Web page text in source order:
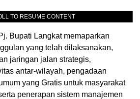
TO RESUME CONTENT
Bupati Langkat memaparkan
yang telah dilaksanakan,
jaringan jalan strategis,
antar-wilayah, pengadaan
yang Gratis untuk masyarakat
penerapan sistem manajemen